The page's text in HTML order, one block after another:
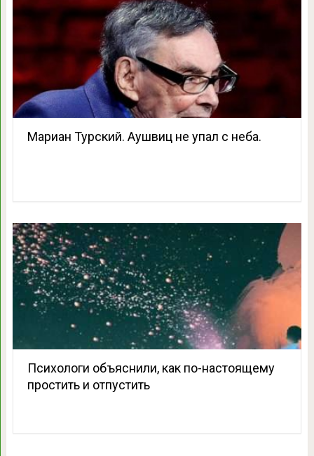
Мариан Турский. Аушвиц не упал с неба.
Психологи объяснили, как по-настоящему
простить и отпустить